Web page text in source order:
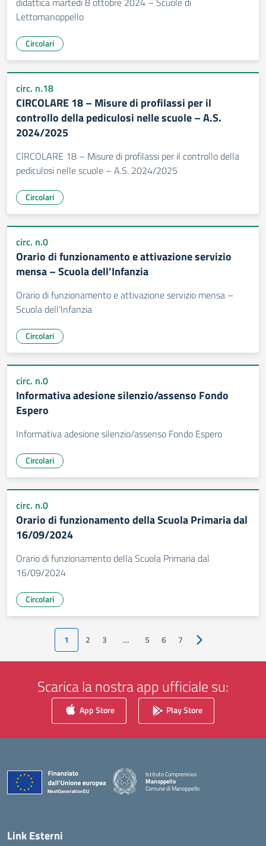
Lettomanoppello
Circolari
circ. n.18
CIRCOLARE 18 – Misure di profilassi per il
controllo della pediculosi nelle scuole – A.S.
2024/2025
CIRCOLARE 18 – Misure di profilassi per il controllo della
pediculosi nelle scuole – A.S. 2024/2025
Circolari
circ. n.0
Orario di funzionamento e attivazione servizio
mensa – Scuola dell’Infanzia
Orario di funzionamento e attivazione servizio mensa –
Scuola dell’Infanzia
Circolari
circ. n.0
Informativa adesione silenzio/assenso Fondo
Espero
Informativa adesione silenzio/assenso Fondo Espero
Circolari
circ. n.0
Orario di funzionamento della Scuola Primaria dal
16/09/2024
Orario di funzionamento della Scuola Primaria dal
16/09/2024
Circolari
1 2 3 … 5 6 7 Pagina successiva
Scarica la nostra app ufficiale su:
App Store Play Store
Istituto Comprensivo
Manoppello
Comune di Manoppello
— Visita la pagina iniziale della scuola
Link Esterni